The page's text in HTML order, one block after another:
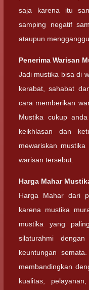
saja karena itu
samping negatif
ataupun
Penerima Warisan
Jadi mustika bisa di
kerabat, sahabat
cara memberikan
Mustika cukup
keikhlasan dan
mewariskan
warisan tersebut.
Harga Mahar
Harga Mahar dari
karena mustika
mustika yang
silaturahmi
keuntungan
membandingkan
kualitas,